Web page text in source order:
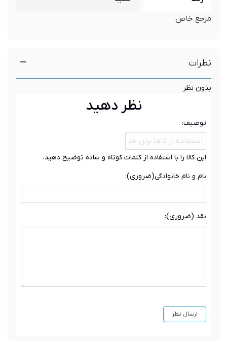
مرجع خاص
نظرات
بدون نظر
نظر دهید
توصیف:
این کالا را با استفاده از کلمات کوتاه و ساده توضیح دهید.
نام و نام خانوادگی(ضروری):
نقد (ضروری):